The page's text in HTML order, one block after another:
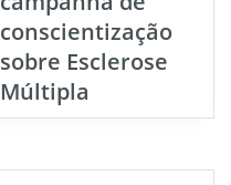
conscientização
sobre Esclerose
Múltipla